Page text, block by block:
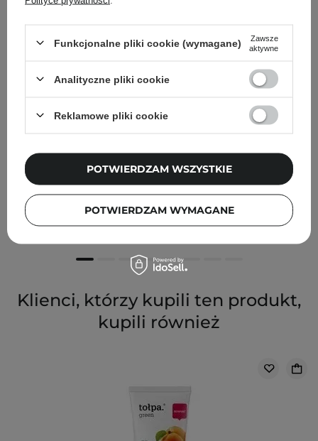
SkinTra - Light Cuddle - Lekki balsam barierowy do ciała
- 200ml
76,00 zł
Klienci, którzy kupili ten produkt,
kupili również
Funkcjonalne pliki cookie (wymagane)
Zawsze
aktywne
Analityczne pliki cookie
Reklamowe pliki cookie
POTWIERDZAM WYMAGANE
POTWIERDZAM WSZYSTKIE